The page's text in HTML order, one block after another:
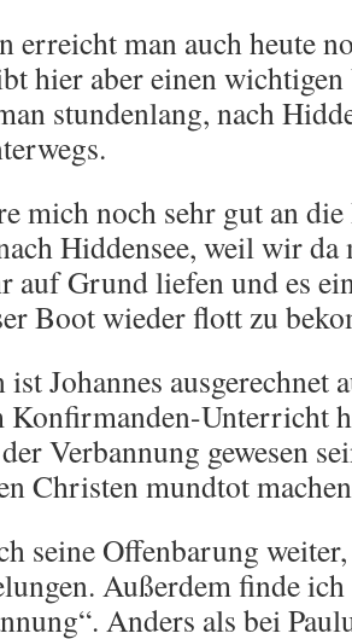
erreicht man auch heute
hier aber einen
stundenlang, nach
mich noch sehr gut an
Hiddensee, weil wir
auf Grund liefen und es
Boot wieder flott zu
Johannes ausgerechnet
Konfirmanden-Unterricht
Verbannung gewesen
Christen mundtot
seine Offenbarung
Außerdem finde
Anders als bei